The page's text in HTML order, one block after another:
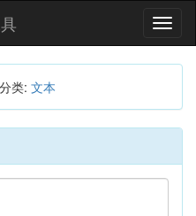
类: 文本